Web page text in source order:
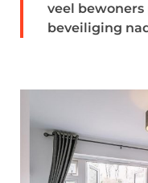
veel bewoners
beveiliging